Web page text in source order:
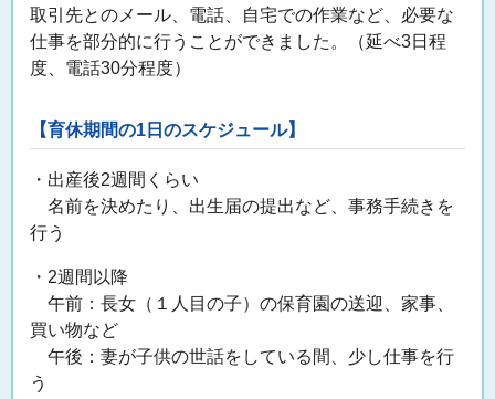
取引先とのメール、電話、自宅での作業など、必要な
仕事を部分的に行うことができました。（延べ3日程
度、電話30分程度）
【育休期間の1日のスケジュール】
・出産後2週間くらい
名前を決めたり、出生届の提出など、事務手続きを
行う
・2週間以降
午前：長女（１人目の子）の保育園の送迎、家事、
買い物など
午後：妻が子供の世話をしている間、少し仕事を行
う